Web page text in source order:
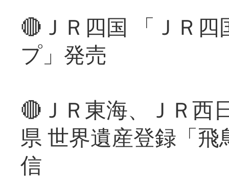
🔴ＪＲ四国 「ＪＲ
プ」発売
🔴ＪＲ東海、ＪＲ西
県 世界遺産登録「
信